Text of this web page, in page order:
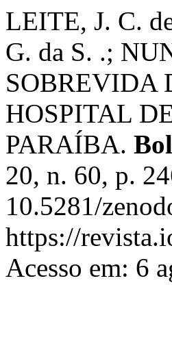
LEITE, J. C.
G. da S. .;
SOBREVIDA
HOSPITAL
PARAÍBA.
20, n. 60, p.
10.5281/
https://
Acesso em: 6